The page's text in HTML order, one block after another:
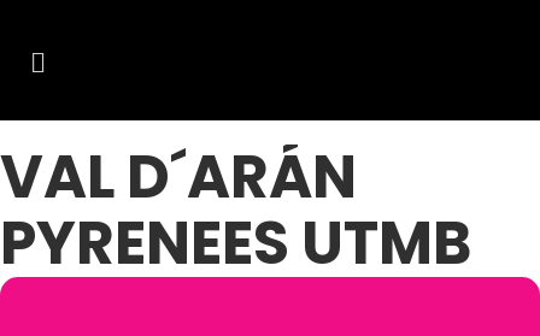
VAL D´ARÁN
PYRENEES UTMB